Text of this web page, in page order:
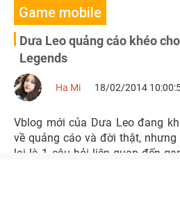
Game mobile
Dưa Leo quảng cáo khéo
Legends
Ha Mi 18/02/2014
Vblog mới của Dưa Leo đang
về quảng cáo và đời thật, nhưng
lại là 1 câu hỏi liên quan đến